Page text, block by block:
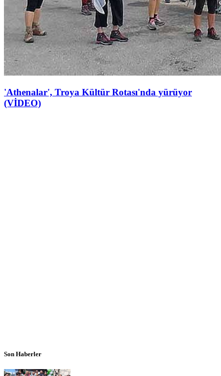
'Athenalar', Troya Kültür Rotası'nda yürüyor
(VİDEO)
Son Haberler